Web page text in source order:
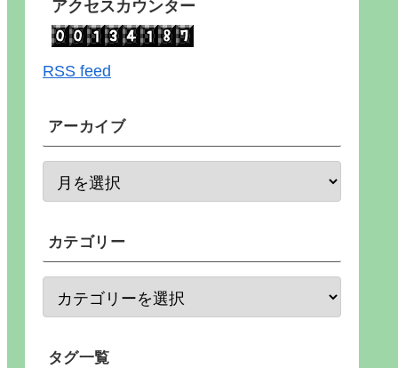
アクセスカウンター
RSS feed
アーカイブ
カテゴリー
タグ一覧